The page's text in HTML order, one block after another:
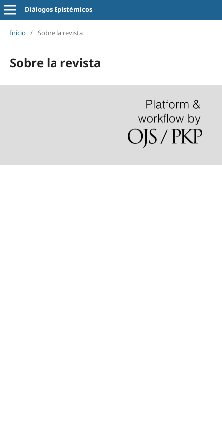
Diálogos Epistémicos
Inicio / Sobre la revista
Sobre la revista